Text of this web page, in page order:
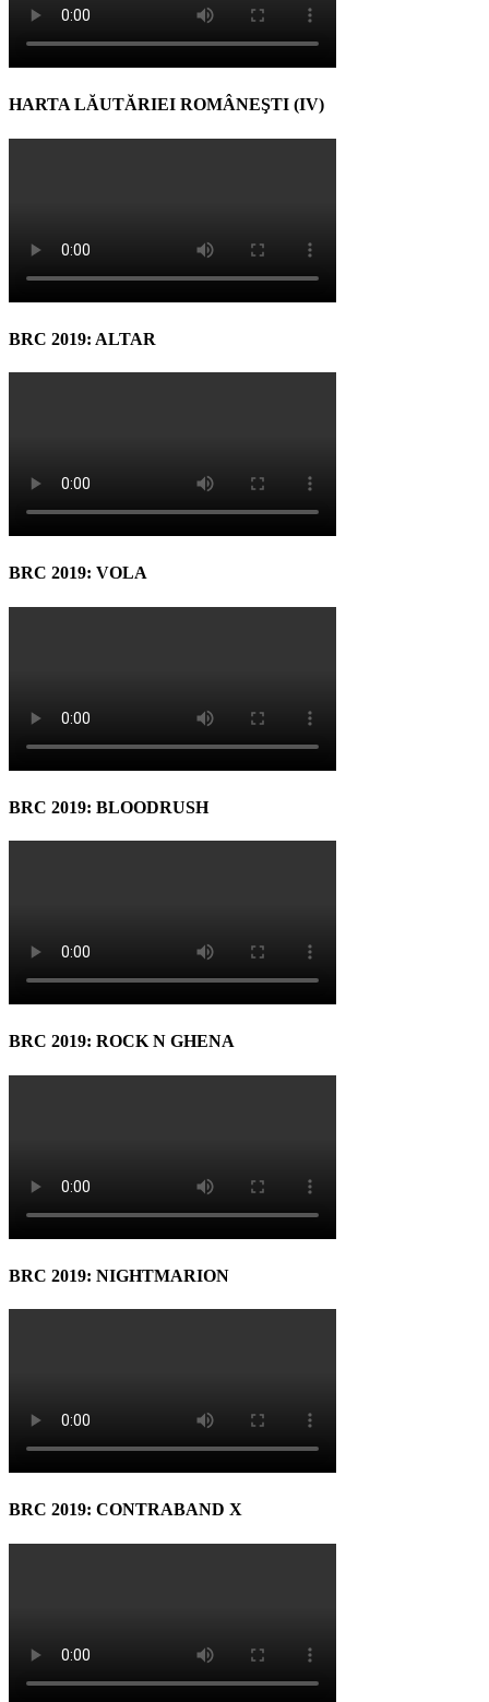
HARTA LĂUTĂRIEI ROMÂNEŞTI (IV)
BRC 2019: ALTAR
BRC 2019: VOLA
BRC 2019: BLOODRUSH
BRC 2019: ROCK N GHENA
BRC 2019: NIGHTMARION
BRC 2019: CONTRABAND X